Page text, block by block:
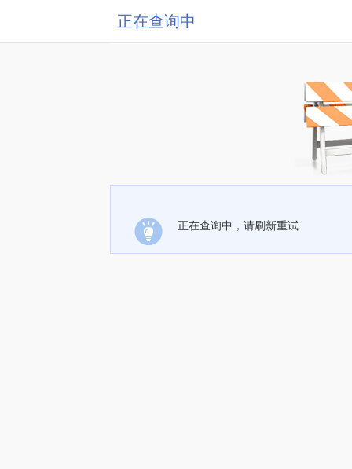
正在查询中
正在查询中，请刷新重试